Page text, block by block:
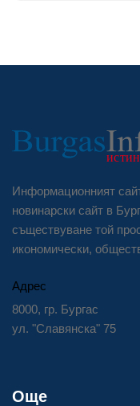
Информационният
новинарски сайт в
съществуване той
икономически,
Адрес
8000, гр. Бургас
ул. "Славянска" 75
Още